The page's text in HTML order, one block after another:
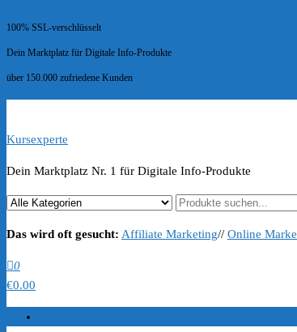
100% SSL-verschlüsselt
Dein Marktplatz für Digitale Info-Produkte
über 150.000 zufriedene Kunden
Kursexperte
Dein Marktplatz Nr. 1 für Digitale Info-Produkte
Das wird oft gesucht: Affiliate Marketing// Online
0
€0.00